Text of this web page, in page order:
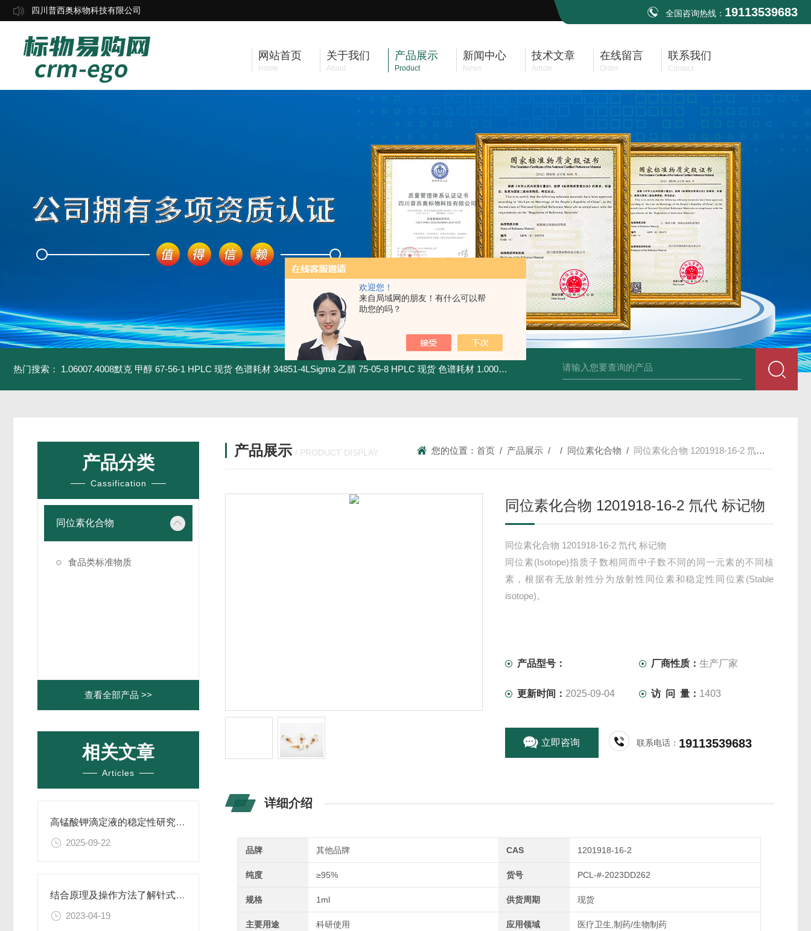
欢迎您！
来自局域网的朋友！有什么可以帮
助您的吗？
四川普西奥标物科技有限公司 全国咨询热线： 19113539683
网站首页
Home
关于我们
About
产品展示
Product
新闻中心
News
技术文章
Article
在线留言
Order
联系我们
Contact
热门搜索： 1.06007.4008默克 甲醇 67-56-1 HPLC 现货 色谱耗材 34851-4LSigma 乙腈 75-05-8 HPLC 现货 色谱耗材 1.00030.4008默克 乙腈 75-05-8 HPLC 现货 色谱耗材 34860-4L-Rsigma 甲醇 67-
产品分类
Cassification
同位素化合物
食品类标准物质
查看全部产品 >>
相关文章
Articles
高锰酸钾滴定液的稳定性研究与保存条件优化
2025-09-22
结合原理及操作方法了解针式过滤器
2023-04-19
产品展示 / PRODUCT DISPLAY 您的位置：首页 / 产品展示 / / 同位素化合物 / 同位素化合物 1201918-16-2 氘代 标记物
同位素化合物 1201918-16-2 氘代 标记物
同位素化合物 1201918-16-2 氘代 标记物
同位素(Isotope)指质子数相同而中子数不同的同一元素的不同核
素，根据有无放射性分为放射性同位素和稳定性同位素(Stable
isotope)。
产品型号： 厂商性质：生产厂家
更新时间： 2025-09-04 访 问 量： 1403
立即咨询 联系电话： 19113539683
详细介绍
品牌 其他品牌 CAS 1201918-16-2
纯度 ≥95% 货号 PCL-#-2023DD262
规格 1ml 供货周期 现货
主要用途 科研使用 应用领域 医疗卫生,制药/生物制药